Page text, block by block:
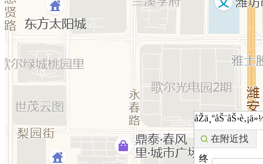
在附近找
终